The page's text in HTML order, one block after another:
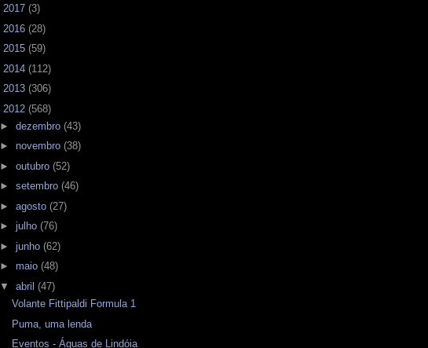
2017 (3)
2016 (28)
2015 (59)
2014 (112)
2013 (306)
2012 (568)
► dezembro (43)
► novembro (38)
► outubro (52)
► setembro (46)
► agosto (27)
► julho (76)
► junho (62)
► maio (48)
▼ abril (47)
Volante Fittipaldi Formula 1
Puma, uma lenda
Eventos - Águas de Lindóia